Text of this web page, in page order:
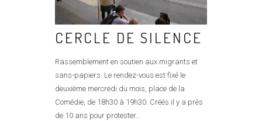
CERCLE DE SILENCE
Rassemblement en soutien aux migrants et
sans-papiers. Le rendez-vous est fixé le
deuxième mercredi du mois, place de la
Comédie, de 18h30 à 19h30. Créés il y a près
de 10 ans pour protester...